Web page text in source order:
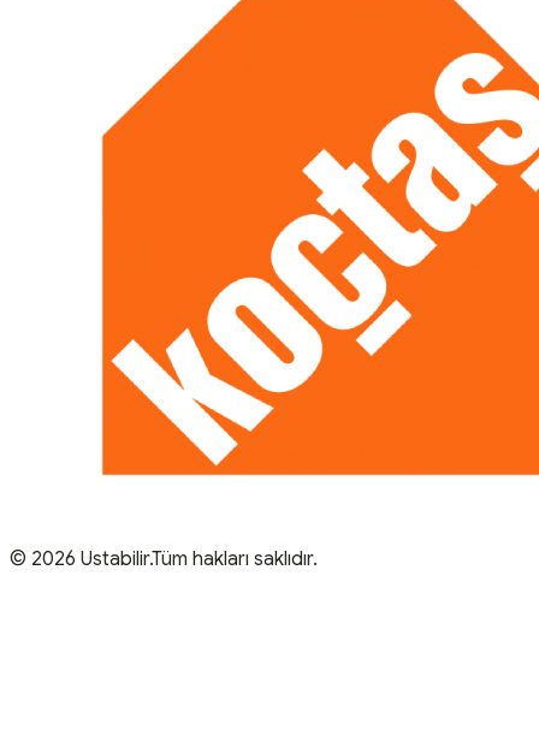
© 2026 Ustabilir.Tüm hakları saklıdır.